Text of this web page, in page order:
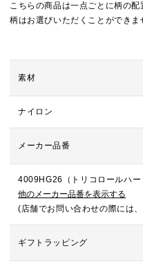
こちらの商品は一点ごとに柄の配
柄はお選びいただくことができま
素材
ナイロン
メーカー品番
4009HG26（トリコロールハー
他のメーカー品番を表示する
(店舗でお問い合わせの際には
ギフトラッピング